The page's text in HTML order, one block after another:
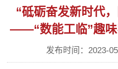
“砥砺奋发新时代
——“数能工临”趣味
发布时间：2023-